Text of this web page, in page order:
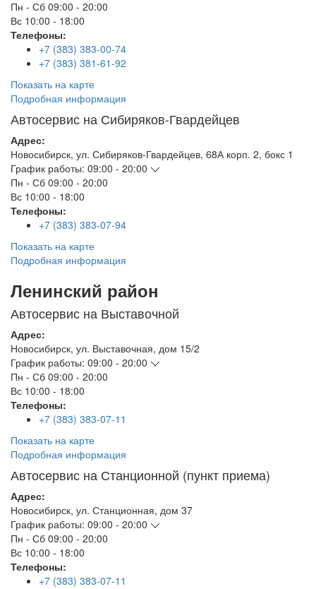
Пн - Сб 09:00 - 20:00
Вс 10:00 - 18:00
Телефоны:
+7 (383) 383-00-74
+7 (383) 381-61-92
Показать на карте
Подробная информация
Автосервис на Сибиряков-Гвардейцев
Адрес:
Новосибирск, ул. Сибиряков-Гвардейцев, 68А корп. 2, бокс 1
График работы: 09:00 - 20:00
Пн - Сб 09:00 - 20:00
Вс 10:00 - 18:00
Телефоны:
+7 (383) 383-07-94
Показать на карте
Подробная информация
Ленинский район
Автосервис на Выставочной
Адрес:
Новосибирск, ул. Выставочная, дом 15/2
График работы: 09:00 - 20:00
Пн - Сб 09:00 - 20:00
Вс 10:00 - 18:00
Телефоны:
+7 (383) 383-07-11
Показать на карте
Подробная информация
Автосервис на Станционной (пункт приема)
Адрес:
Новосибирск, ул. Станционная, дом 37
График работы: 09:00 - 20:00
Пн - Сб 09:00 - 20:00
Вс 10:00 - 18:00
Телефоны:
+7 (383) 383-07-11